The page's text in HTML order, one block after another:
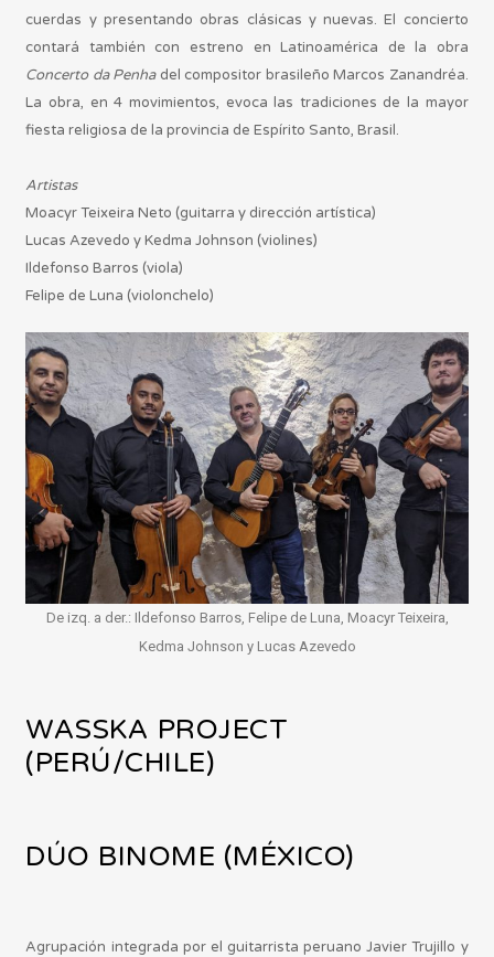
cuerdas y presentando obras clásicas y nuevas. El concierto
contará también con estreno en Latinoamérica de la obra
Concerto da Penhadel compositor brasileño Marcos Zanandréa.
La obra, en 4 movimientos, evoca las tradiciones de la mayor
fiesta religiosa de la provincia de Espírito Santo, Brasil.
Artistas
Moacyr Teixeira Neto (guitarra y dirección artística)
Lucas Azevedo y Kedma Johnson (violines)
Ildefonso Barros (viola)
Felipe de Luna (violonchelo)
De izq. a der.: Ildefonso Barros, Felipe de Luna, Moacyr Teixeira,
Kedma Johnson y Lucas Azevedo
WASSKA PROJECT
(PERÚ/CHILE)
DÚO BINOME (MÉXICO)
Agrupación integrada por el guitarrista peruano Javier Trujillo y